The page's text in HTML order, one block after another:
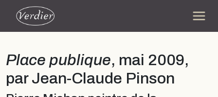
Place publique, mai 2009,
par Jean-Claude Pinson